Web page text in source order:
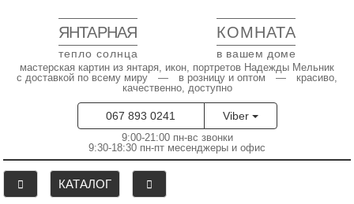
ЯНТАРНАЯ КОМНАТА
тепло солнца в вашем доме
мастерская картин из янтаря, икон, портретов Надежды Мельник
с доставкой по всему миру — в розницу и оптом — красиво,
качественно, доступно
067 893 0241 Viber
9:00-21:00 пн-вс звонки
9:30-18:30 пн-пт месенджеры и офис
КАТАЛОГ